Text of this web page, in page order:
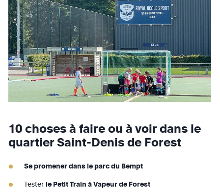
10 choses à faire ou à voir dans le
quartier Saint-Denis de Forest
Se promener dans le parc du Bempt
Tester le Petit Train à Vapeur de Forest